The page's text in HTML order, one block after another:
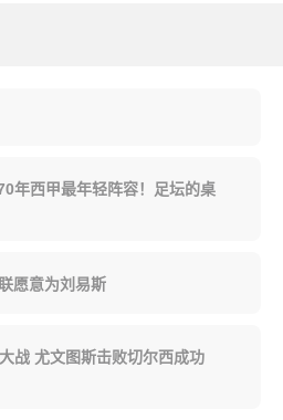
年西甲最年轻阵容！足坛的桌
愿意为刘易斯
战 尤文图斯击败切尔西成功